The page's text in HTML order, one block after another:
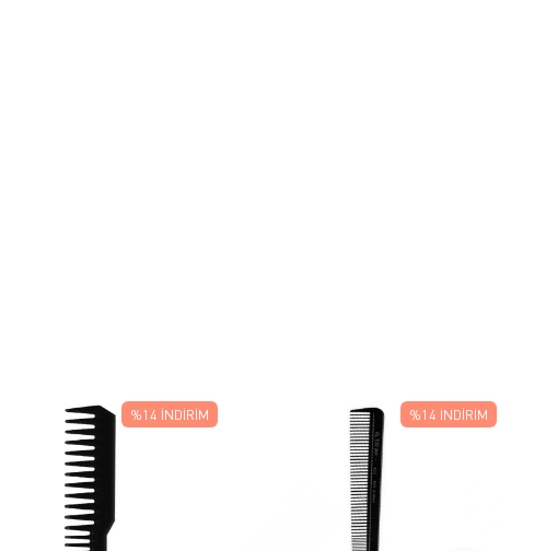
%14 İNDIRIM %14 İNDIRIM